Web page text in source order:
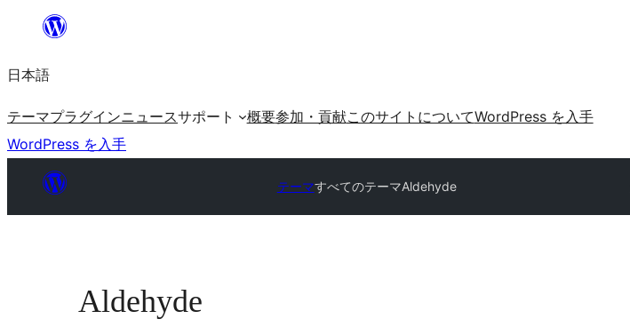
を
ッ
日本語
テーマプラグインニュースサポート 概要参加・貢献このサイトについてWordPress を入手
WordPress を入手
テーマすべてのテーマAldehyde
Aldehyde